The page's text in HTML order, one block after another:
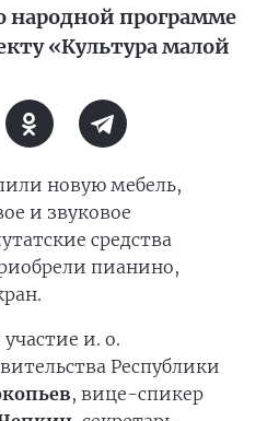
народной программе
«Культура малой
новую мебель,
и звуковое
средства
пианино,
и. о.
Республики
, вице-спикер